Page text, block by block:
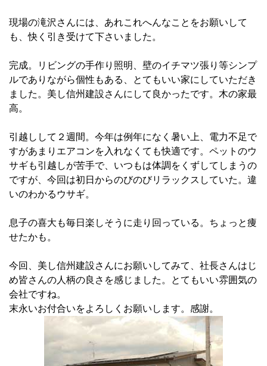
現場の滝沢さんには、あれこれへんなことをお願いして
も、快く引き受けて下さいました。
完成。リビングの手作り照明、壁のイチマツ張り等シンプ
ルでありながら個性もある、とてもいい家にしていただき
ました。美し信州建設さんにして良かったです。木の家最
高。
引越しして２週間。今年は例年になく暑い上、電力不足で
すがあまりエアコンを入れなくても快適です。ペットのウ
サギも引越しが苦手で、いつもは体調をくずしてしまうの
ですが、今回は初日からのびのびリラックスしていた。違
いのわかるウサギ。
息子の喜大も毎日楽しそうに走り回っている。ちょっと痩
せたかも。
今回、美し信州建設さんにお願いしてみて、社長さんはじ
め皆さんの人柄の良さを感じました。とてもいい雰囲気の
会社ですね。
末永いお付合いをよろしくお願いします。感謝。